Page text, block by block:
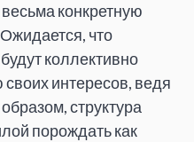
конкретную
что
коллективно
интересов, ведя
структура
порождать как